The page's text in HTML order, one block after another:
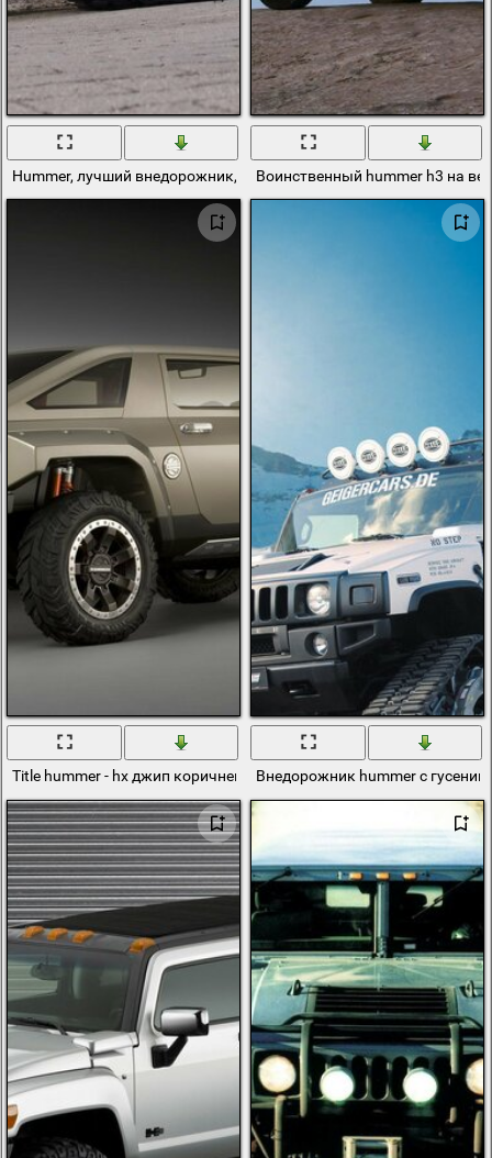
Hummer, лучший внедорожник, гигантский бомбардировщик
Воинственный hummer h3 на
Title hummer - hx джип коричневого цветаВнедорожник hummer с